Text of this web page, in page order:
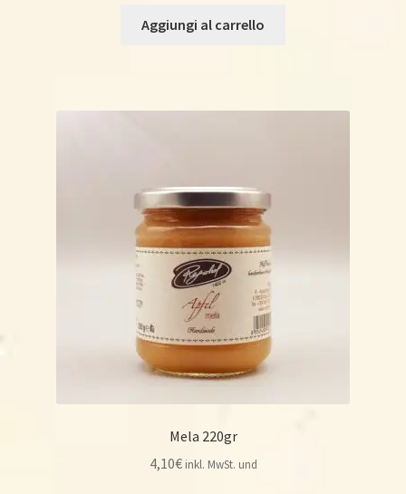
Aggiungi al carrello
Mela 220gr
4,10€ inkl. MwSt. und